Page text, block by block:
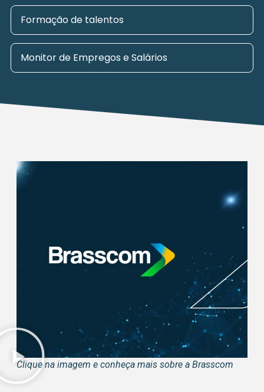
Formação de talentos
Monitor de Empregos e Salários
Clique na imagem e conheça mais sobre a Brasscom